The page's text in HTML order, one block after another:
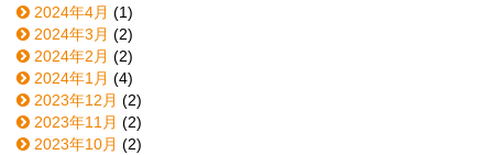
2024年4月 (1)
2024年3月 (2)
2024年2月 (2)
2024年1月 (4)
2023年12月 (2)
2023年11月 (2)
2023年10月 (2)